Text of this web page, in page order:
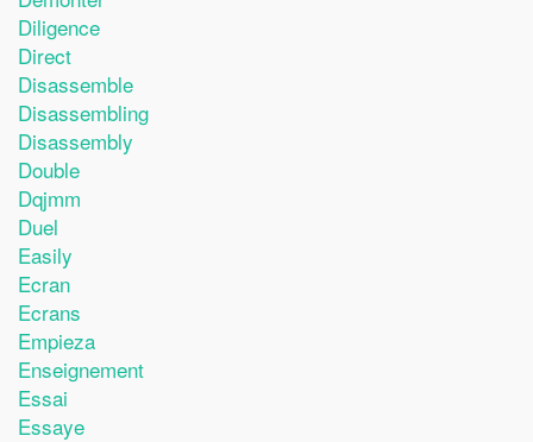
Diligence
Direct
Disassemble
Disassembling
Disassembly
Double
Dqjmm
Duel
Easily
Ecran
Ecrans
Empieza
Enseignement
Essai
Essaye